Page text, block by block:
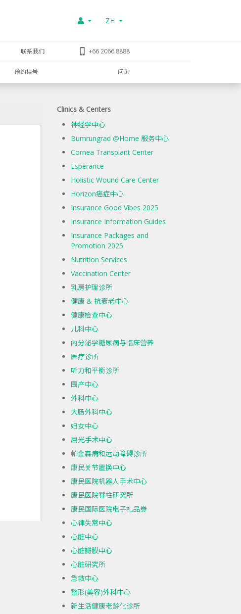
ZH
联系我们 +66 2066 8888
预约挂号 问询
Clinics & Centers
神经学中心
Bumrungrad @Home 服务中心
Cornea Transplant Center
Esperance
Holistic Wound Care Center
Horizon癌症中心
Insurance Good Vibes 2025
Insurance Information Guides
Insurance Packages and
Promotion 2025
Nutrition Services
Vaccination Center
乳房护理诊所
健康 & 抗衰老中心
健康检查中心
儿科中心
内分泌学糖尿病与临床营养
医疗诊所
听力和平衡诊所
围产中心
外科中心
大肠外科中心
妇女中心
屈光手术中心
帕金森病和运动障碍诊所
康民关节置换中心
康民医院机器人手术中心
康民医院脊柱研究所
康民国际医院电子礼品券
心律失常中心
心脏中心
心脏瓣膜中心
心脏研究所
急救中心
整形(美容)外科中心
新生活健康老龄化诊所